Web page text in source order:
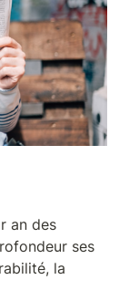
an des
ses
la